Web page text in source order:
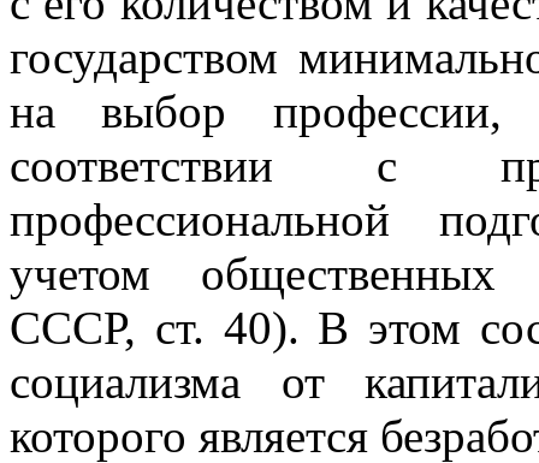
государством
на выбор
соответствии с
профессиональной
учетом общественных
СССР, ст. 40). В этом
социализма от
которого является